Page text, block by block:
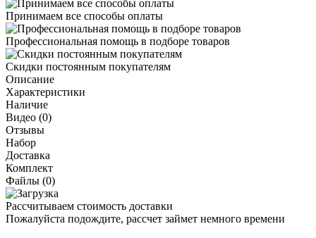
Принимаем все способы оплаты
Профессиональная помощь в подборе товаров
Скидки постоянным покупателям
Описание
Характеристики
Наличие
Видео (0)
Отзывы
Набор
Доставка
Комплект
Файлы (0)
Рассчитываем стоимость доставки
Пожалуйста подождите, рассчет займет немного времени